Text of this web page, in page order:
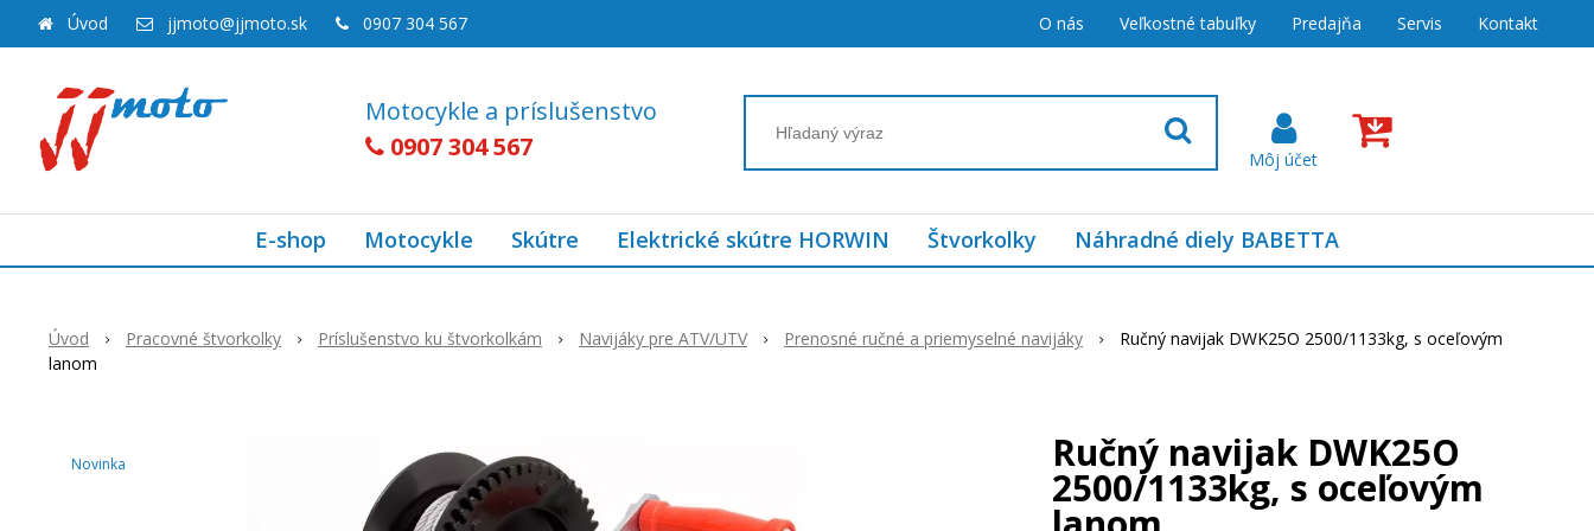
Motocykle a príslušenstvo
0907 304 567
Úvod jjmoto@jjmoto.sk 0907 304 567 O nás Veľkostné tabuľky Predajňa Servis Kontakt
E-shop Motocykle Skútre Elektrické skútre HORWIN Štvorkolky Náhradné diely BABETTA
Úvod Pracovné štvorkolky Príslušenstvo ku štvorkolkám Navijáky pre ATV/UTV Prenosné ručné a priemyselné navijáky
Ručný navijak DWK25O 2500/1133kg, s oceľovým
lanom
Novinka Ručný navijak DWK25O
2500/1133kg, s oceľovým